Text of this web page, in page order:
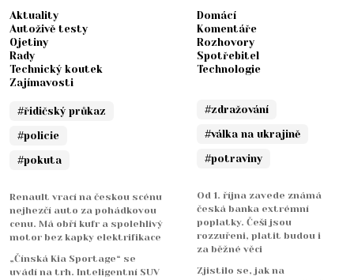
Aktuality
Autoživě testy
Ojetiny
Rady
Technický koutek
Zajímavosti
#řidičský průkaz
#policie
#pokuta
Renault vrací na českou scénu
nejhezčí auto za pohádkovou
cenu. Má obří kufr a spolehlivý
motor bez kapky elektrifikace
„Čínská Kia Sportage“ se
uvádí na trh. Inteligentní SUV
Domácí
Komentáře
Rozhovory
Spotřebitel
Technologie
#zdražování
#válka na ukrajině
#potraviny
Od 1. října zavede známá
česká banka extrémní
poplatky. Češi jsou
rozzuřeni, platit budou i
za běžné věci
Zjistilo se, jak na